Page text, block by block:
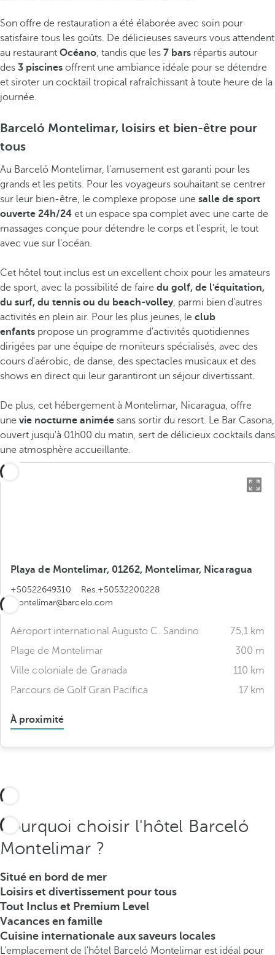
Son offre de restauration a été élaborée avec soin pour
satisfaire tous les goûts. De délicieuses saveurs vous attendent
au restaurant Océano, tandis que les 7 bars répartis autour
des 3 piscines offrent une ambiance idéale pour se détendre
et siroter un cocktail tropical rafraîchissant à toute heure de la
journée.
Barceló Montelimar, loisirs et bien-être pour
tous
Au Barceló Montelimar, l'amusement est garanti pour les
grands et les petits. Pour les voyageurs souhaitant se centrer
sur leur bien-être, le complexe propose une salle de sport
ouverte 24h/24 et un espace spa complet avec une carte de
massages conçue pour détendre le corps et l'esprit, le tout
avec vue sur l'océan.
Cet hôtel tout inclus est un excellent choix pour les amateurs
de sport, avec la possibilité de faire du golf, de l'équitation,
du surf, du tennis ou du beach-volley, parmi bien d'autres
activités en plein air. Pour les plus jeunes, le club
enfants propose un programme d'activités quotidiennes
dirigées par une équipe de moniteurs spécialisés, avec des
cours d'aérobic, de danse, des spectacles musicaux et des
shows en direct qui leur garantiront un séjour divertissant.
De plus, cet hébergement à Montelimar, Nicaragua, offre
une vie nocturne animée sans sortir du resort. Le Bar Casona,
ouvert jusqu'à 01h00 du matin, sert de délicieux cocktails dans
une atmosphère accueillante.
Playa de Montelimar, 01262, Montelimar, Nicaragua
+50522649310
Res.+50532200228
montelimar@barcelo.com
Aéroport international Augusto C. Sandino
75,1 km
Plage de Montelimar
300 m
Ville coloniale de Granada
110 km
Parcours de Golf Gran Pacífica
17 km
À proximité
Pourquoi choisir l'hôtel Barceló
Montelimar ?
Situé en bord de mer
Loisirs et divertissement pour tous
Tout Inclus et Premium Level
Vacances en famille
Cuisine internationale aux saveurs locales
L'emplacement de l'hôtel Barceló Montelimar est idéal pour